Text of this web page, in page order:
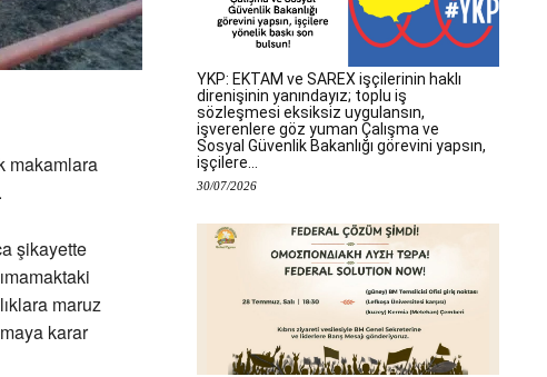
makamlara
şikayette
maruz
karar
YKP: EKTAM ve SAREX işçilerinin haklı
direnişinin yanındayız; toplu iş
sözleşmesi eksiksiz uygulansın,
işverenlere göz yuman Çalışma ve
Sosyal Güvenlik Bakanlığı görevini yapsın,
işçilere...
30/07/2026